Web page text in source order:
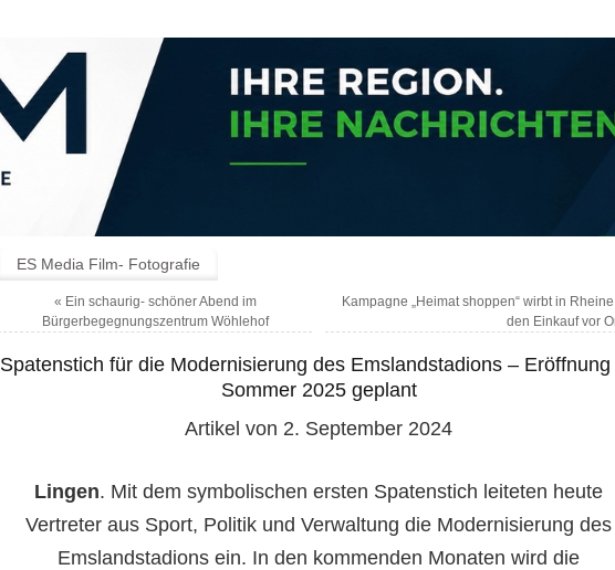
ES Media Film- Fotografie
« Ein schaurig- schöner Abend im
Bürgerbegegnungszentrum Wöhlehof
Kampagne „Heimat shoppen“ wirbt in
den Einkauf vor
Spatenstich für die Modernisierung des Emslandstadions – Eröffnung
Sommer 2025 geplant
Artikel von 2. September 2024
Lingen. Mit dem symbolischen ersten Spatenstich leiteten heute
Vertreter aus Sport, Politik und Verwaltung die Modernisierung des
Emslandstadions ein. In den kommenden Monaten wird die